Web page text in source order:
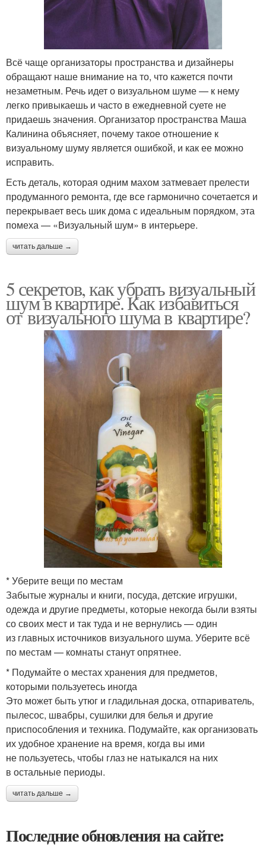
Всё чаще организаторы пространства и дизайнеры
обращают наше внимание на то, что кажется почти
незаметным. Речь идет о визуальном шуме — к нему
легко привыкаешь и часто в ежедневной суете не
придаешь значения. Организатор пространства Маша
Калинина объясняет, почему такое отношение к
визуальному шуму является ошибкой, и как ее можно
исправить.
Есть деталь, которая одним махом затмевает прелести
продуманного ремонта, где все гармонично сочетается и
перекрывает весь шик дома с идеальным порядком, эта
помеха — «Визуальный шум» в интерьере.
читать дальше →
5 секретов, как убрать визуальный
шум в квартире. Как избавиться
от визуального шума в квартире?
* Уберите вещи по местам
Забытые журналы и книги, посуда, детские игрушки,
одежда и другие предметы, которые некогда были взяты
со своих мест и так туда и не вернулись — один
из главных источников визуального шума. Уберите всё
по местам — комнаты станут опрятнее.
* Подумайте о местах хранения для предметов,
которыми пользуетесь иногда
Это может быть утюг и гладильная доска, отпариватель,
пылесос, швабры, сушилки для белья и другие
приспособления и техника. Подумайте, как организовать
их удобное хранение на время, когда вы ими
не пользуетесь, чтобы глаз не натыкался на них
в остальные периоды.
читать дальше →
Последние обновления на сайте: